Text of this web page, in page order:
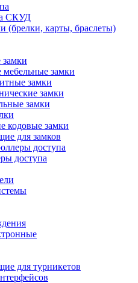
СКУД
(брелки, карты, браслеты)
замки
замки
замки
замки
кодовые замки
для замков
доступа
доступа
для турникетов